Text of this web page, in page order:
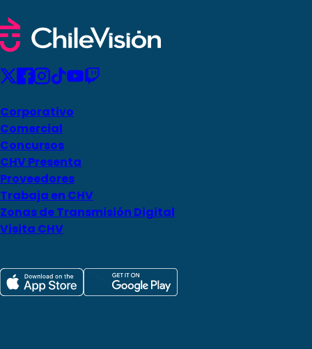
Corporativo
Comercial
Concursos
CHV Presenta
Proveedores
Trabaja en CHV
Zonas de Transmisión Digital
Visita CHV